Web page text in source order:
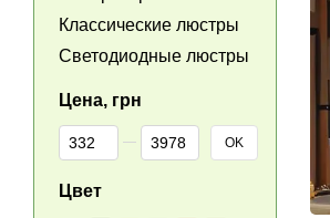
Классические люстры
Светодиодные люстры
Цена, грн
От Цена, грн
До Цена, грн OK
Цвет